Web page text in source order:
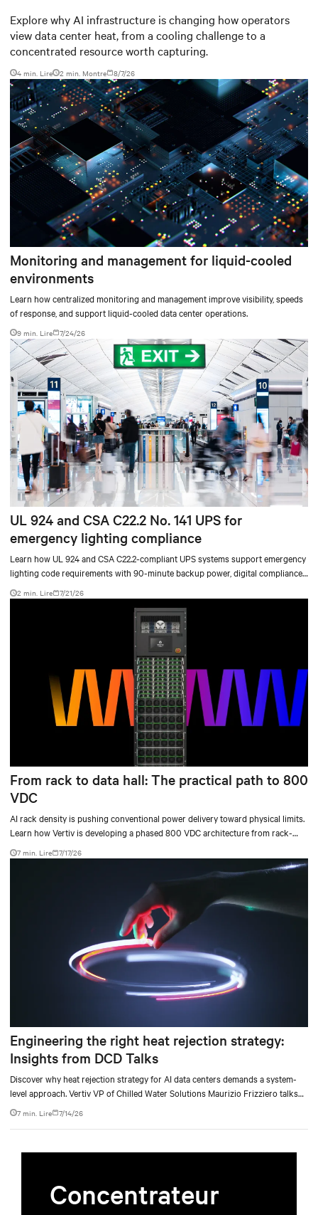
worth capturing
Explore why AI infrastructure is changing how operators
view data center heat, from a cooling challenge to a
concentrated resource worth capturing.
4 min. Lire 2 min. Montre 8/7/26
Monitoring and management for liquid-cooled
environments
Learn how centralized monitoring and management improve visibility, speeds
of response, and support liquid-cooled data center operations.
9 min. Lire 7/24/26
UL 924 and CSA C22.2 No. 141 UPS for
emergency lighting compliance
Learn how UL 924 and CSA C22.2-compliant UPS systems support emergency
lighting code requirements with 90-minute backup power, digital compliance
logging, and centralized monitoring for life safety applications.
2 min. Lire 7/21/26
From rack to data hall: The practical path to 800
VDC
AI rack density is pushing conventional power delivery toward physical limits.
Learn how Vertiv is developing a phased 800 VDC architecture from rack-
level sidecars to centralized data-hall power.
7 min. Lire 7/17/26
Engineering the right heat rejection strategy:
Insights from DCD Talks
Discover why heat rejection strategy for AI data centers demands a system-
level approach. Vertiv VP of Chilled Water Solutions Maurizio Frizziero talks
about density, location, and water tradeoffs.
7 min. Lire 7/14/26
Concentrateur